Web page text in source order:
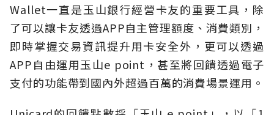
Wallet一直是玉山銀行經營卡友的重要工具，除
了可以讓卡友透過APP自主管理額度、消費類別，
即時掌握交易資訊提升用卡安全外，更可以透過
APP自由運用玉山e point，甚至將回饋透過電子
支付的功能帶到國內外超過百萬的消費場景運用。